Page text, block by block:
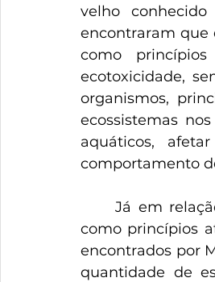
velho
encontraram que
como
ecotoxicidade,
organismos,
ecossistemas
aquáticos,
comportamento
	Já em relação aos estudos ecotoxicológicos sobre os compostos utilizados
como princípios
encontrados por
quantidade de